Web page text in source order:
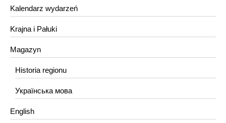
Kalendarz wydarzeń
Krajna i Pałuki
Magazyn
Historia regionu
Українська мова
English